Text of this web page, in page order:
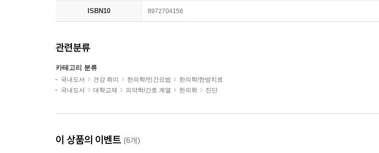
ISBN10 8972704156
관련분류
카테고리 분류
국내도서 건강 취미 한의학/민간요법
한의학/한방치료
국내도서
대학교재 의약학/간호 계열 한의학 진단
이 상품의 이벤트 (6개)